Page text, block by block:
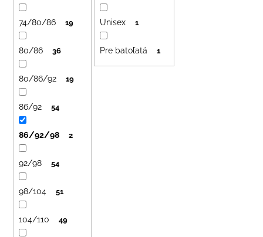
o
d
u
o
Unisex 1
Pre batoľatá 1
74/80/86 19
80/86 36
80/86/92 19
86/92 54
86/92/98 2
92/98 54
98/104 51
104/110 49
m
LETNÉ
NOHAVICE
ŽLTÉ
€29